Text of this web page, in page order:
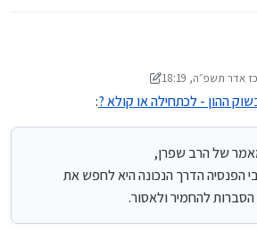
של הרב שפרן, ויעו' בעמוד השני שלגבי הפנסיה
את הסברות להתיר ולא את הסברות להחמיר
https://drive.google.com/file/d/
GPBXW/
כז אדר תשפ״ה, 18:19על ידי טריידר
ההון - לכתחילה או קולא ?:
של הרב שפרן,
הפנסיה הדרך הנכונה היא לחפש את
להחמיר ולאסור.